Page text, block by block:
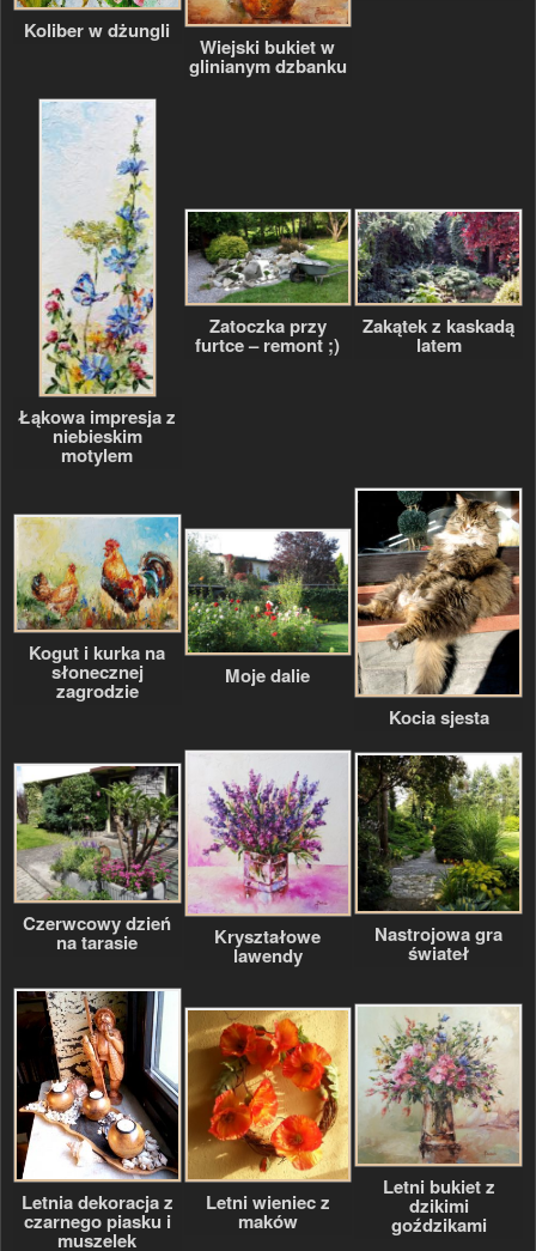
Koliber w dżungli
Wiejski bukiet w
glinianym dzbanku
Łąkowa impresja z
niebieskim
motylem
Zatoczka przy
furtce – remont ;)
Zakątek z kaskadą
latem
Kogut i kurka na
słonecznej
zagrodzie
Moje dalie
Kocia sjesta
Czerwcowy dzień
na tarasie Kryształowe
lawendy
Nastrojowa gra
świateł
Letnia dekoracja z
czarnego piasku i
muszelek
Letni wieniec z
maków
Letni bukiet z
dzikimi
goździkami